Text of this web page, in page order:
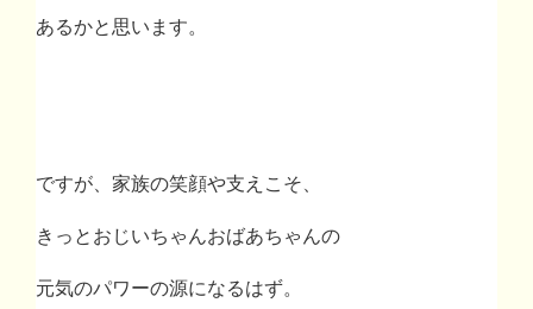
あるかと思います。
ですが、家族の笑顔や支えこそ、
きっとおじいちゃんおばあちゃんの
元気のパワーの源になるはず。